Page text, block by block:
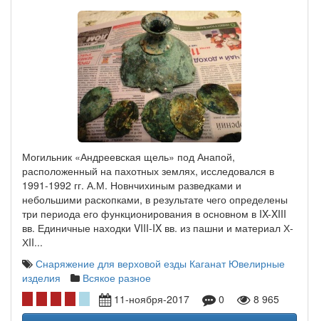
Могильник «Андреевская щель» под Анапой,
расположенный на пахотных землях, исследовался в
1991-1992 гг. А.М. Новнчихиным разведками и
небольшими раскопками, в результате чего определены
три периода его функционирования в основном в IX-XIII
вв. Единичные находки VIII-IX вв. из пашни и материал Х-
ХII...
Снаряжение для верховой езды Каганат Ювелирные
изделия
Всякое разное
11-ноября-2017
0
8 965